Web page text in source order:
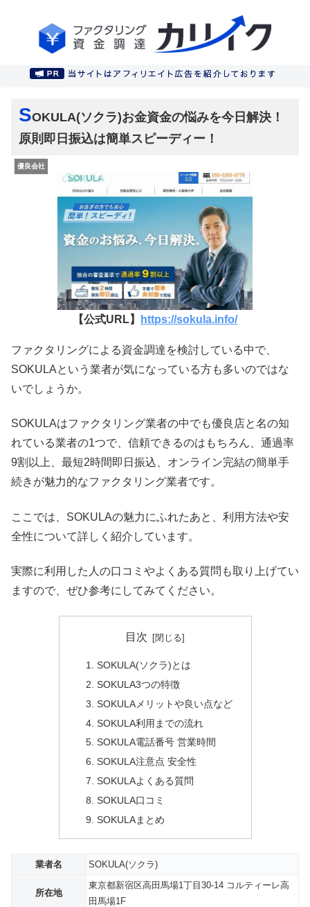
SOKULA(ソクラ)お金資金の悩みを今日解決！
原則即日振込は簡単スピーディー！
優良会社
【公式URL】 https://sokula.info/
ファクタリングによる資金調達を検討している中で、
SOKULAという業者が気になっている方も多いのではな
いでしょうか。
SOKULAはファクタリング業者の中でも優良店と名の知
れている業者の1つで、信頼できるのはもちろん、通過率
9割以上、最短2時間即日振込、オンライン完結の簡単手
続きが魅力的なファクタリング業者です。
ここでは、SOKULAの魅力にふれたあと、利用方法や安
全性について詳しく紹介しています。
実際に利用した人の口コミやよくある質問も取り上げてい
ますので、ぜひ参考にしてみてください。
目次
SOKULA(ソクラ)とは
SOKULA3つの特徴
SOKULAメリットや良い点など
SOKULA利用までの流れ
SOKULA電話番号 営業時間
SOKULA注意点 安全性
SOKULAよくある質問
SOKULA口コミ
SOKULAまとめ
業者名 SOKULA(ソクラ)
所在地
東京都新宿区高田馬場1丁目30-14 コルティーレ高
田馬場1F